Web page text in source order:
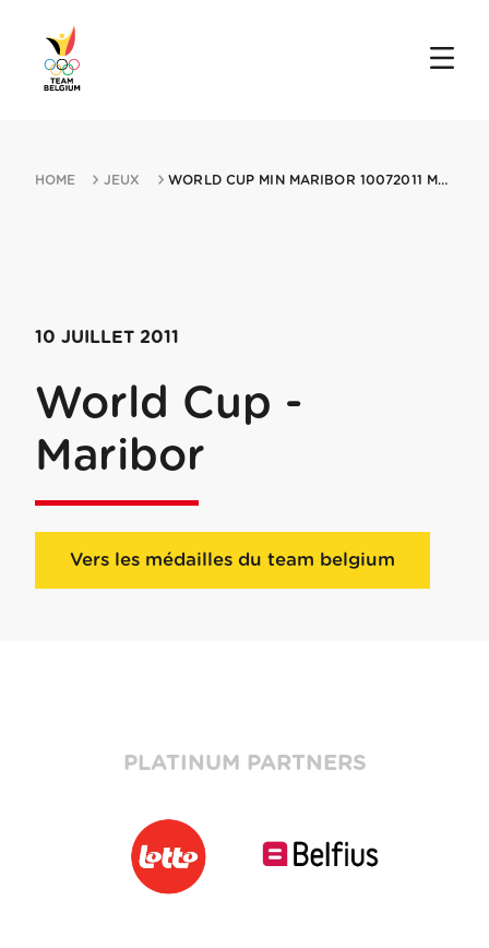
HOME JEUX WORLD CUP MIN MARIBOR 10072011 MARIBOR
10 JUILLET 2011
World Cup -
Maribor
Vers les médailles du team belgium
PLATINUM PARTNERS